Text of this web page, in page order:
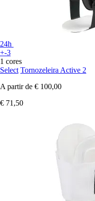
24h
+-3
1 cores
Select Tornozeleira Active 2
A partir de € 100,00
€ 71,50